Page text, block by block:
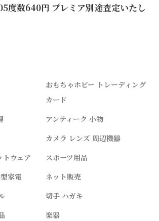
公式ラクマ店 ヤフー2号店
度数640円 プレミア別途査定いたし
おもちゃホビー トレーディング
カード
アンティーク 小物
カメラ レンズ 周辺機器
トウェア
スポーツ用品
家電
ネット販売
切手 ハガキ
楽器